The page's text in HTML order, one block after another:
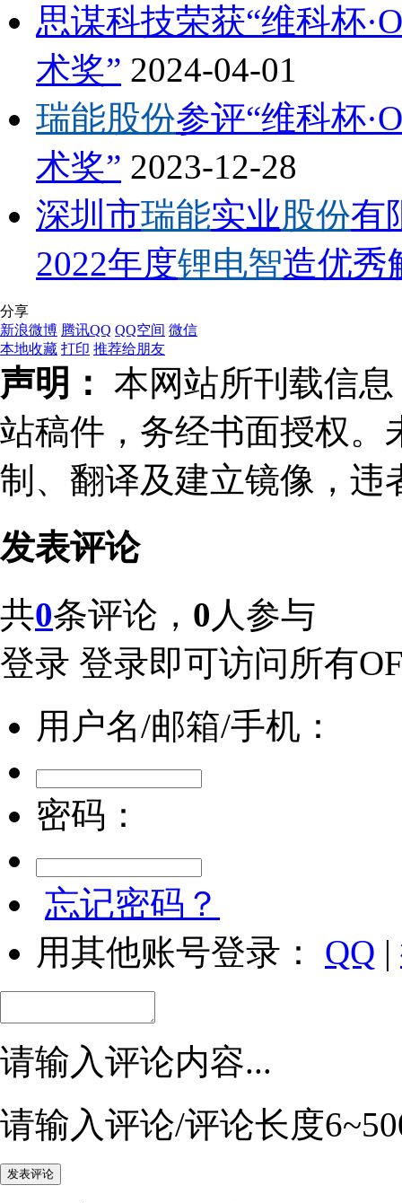
思谋科技荣获“维科杯
术奖” 2024-04-01
瑞能股份参评“维科杯
术奖” 2023-12-28
深圳市瑞能实业股份有
2022年度锂电智造优秀
分享
新浪微博 腾讯QQ QQ空间 微信
本地收藏 打印 推荐给朋友
声明： 本网站所刊载信
站稿件，务经书面授权。
制、翻译及建立镜像，违
发表评论
共0条评论， 0 人参与
登录 登录即可访问所有
用户名/邮箱/手机：
密码：
忘记密码？
用其他账号登录： QQ |
请输入评论内容...
请输入评论/评论长度